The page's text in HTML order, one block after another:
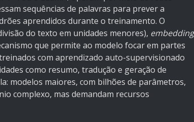
sequências de palavras para prever a
aprendidos durante o treinamento. O
do texto em unidades menores), embedding
que permite ao modelo focar em partes
com aprendizado auto-supervisionado
como resumo, tradução e geração de
modelos maiores, com bilhões de parâmetros,
complexo, mas demandam recursos